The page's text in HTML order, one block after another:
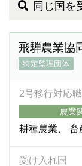
同じ国を
飛騨農業協
特定監理団体
2号移行対応
農業
耕種農業 畜
受け入れ国